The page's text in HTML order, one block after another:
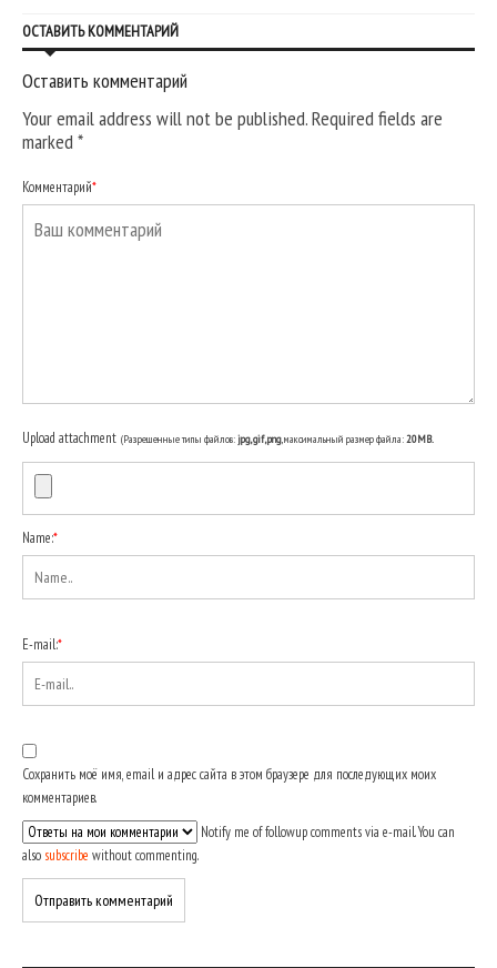
ОСТАВИТЬ КОММЕНТАРИЙ
Оставить комментарий
Your email address will not be published. Required fields are
marked*
Комментарий*
Upload attachment (Разрешенные типы файлов:jpg, gif, png, максимальный размер файла:20MB.
Name:*
E-mail:*
Сохранить моё имя, email и адрес сайта в этом браузере для последующих моих
комментариев.
Notify me of followup comments via e-mail. You can
also subscribe without commenting.